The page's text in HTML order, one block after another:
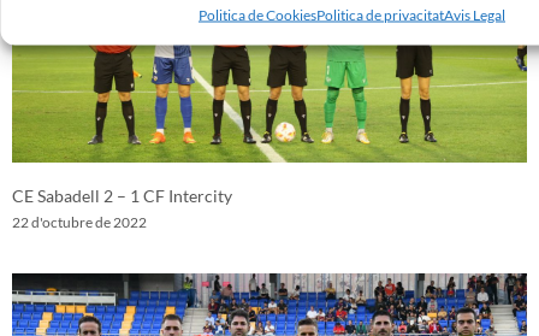
Politica de CookiesPolitica de privacitatAvis Legal
CE Sabadell 2 – 1 CF Intercity
22 d'octubre de 2022